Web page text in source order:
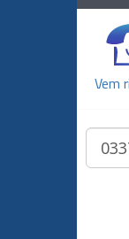
Vem